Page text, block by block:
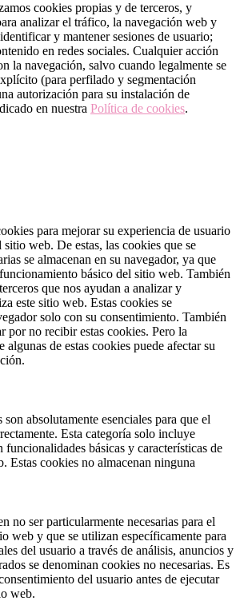
cookies propias y de terceros, y
analizar el tráfico, la navegación web y
y mantener sesiones de usuario;
en redes sociales. Cualquier acción
la navegación, salvo cuando legalmente se
(para perfilado y segmentación
autorización para su instalación de
en nuestra Política de cookies.
para mejorar su experiencia de usuario
web. De estas, las cookies que se
se almacenan en su navegador, ya que
básico del sitio web. También
que nos ayudan a analizar y
este sitio web. Estas cookies se
solo con su consentimiento. También
por no recibir estas cookies. Pero la
de estas cookies puede afectar su
absolutamente esenciales para que el
Esta categoría solo incluye
funcionalidades básicas y características de
Estas cookies no almacenan ninguna
no ser particularmente necesarias para el
web y que se utilizan específicamente para
del usuario a través de análisis, anuncios y
se denominan cookies no necesarias. Es
del usuario antes de ejecutar
web.